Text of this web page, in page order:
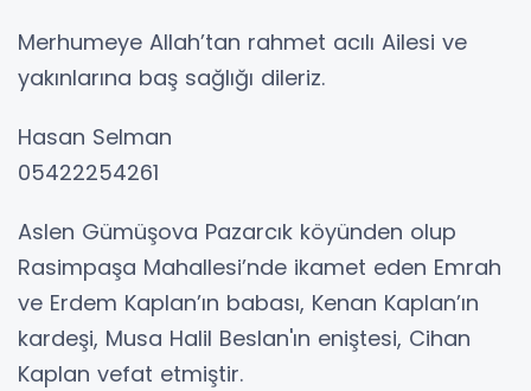
Merhumeye Allah’tan rahmet acılı Ailesi ve
yakınlarına baş sağlığı dileriz.
Hasan Selman
05422254261
Aslen Gümüşova Pazarcık köyünden olup
Rasimpaşa Mahallesi’nde ikamet eden Emrah
ve Erdem Kaplan’ın babası, Kenan Kaplan’ın
kardeşi, Musa Halil Beslan'ın eniştesi, Cihan
Kaplan vefat etmiştir.